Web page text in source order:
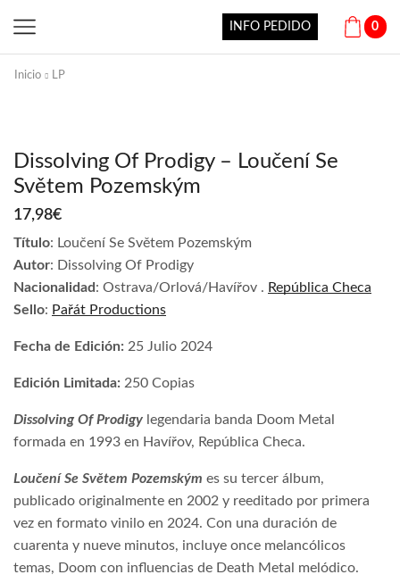
INFO PEDIDO 0
Inicio LP
Dissolving Of Prodigy – Loučení Se
Světem Pozemským
17,98€
Título: Loučení Se Světem Pozemským
Autor: Dissolving Of Prodigy
Nacionalidad: Ostrava/Orlová/Havířov . República Checa
Sello: Pařát Productions
Fecha de Edición: 25 Julio 2024
Edición Limitada: 250 Copias
Dissolving Of Prodigy legendaria banda Doom Metal
formada en 1993 en Havířov, República Checa.
Loučení Se Světem Pozemským es su tercer álbum,
publicado originalmente en 2002 y reeditado por primera
vez en formato vinilo en 2024. Con una duración de
cuarenta y nueve minutos, incluye once melancólicos
temas, Doom con influencias de Death Metal melódico.